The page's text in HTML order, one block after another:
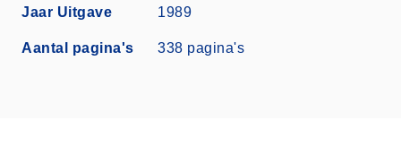
Jaar Uitgave 1989
Aantal pagina's 338 pagina's